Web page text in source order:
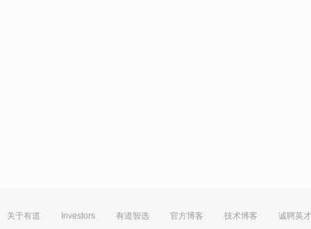
关于有道 Investors 有道智选 官方博客 技术博客 诚聘英才